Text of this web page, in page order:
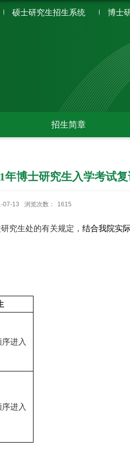
硕士研究生招生系统 博士
招生简章
年博士研究生入学考试
07-13 浏览次数： 1615
究生处的有关规定， 结合我院实
进入
进入